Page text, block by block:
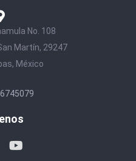
No. 108
Martín, 29247
México